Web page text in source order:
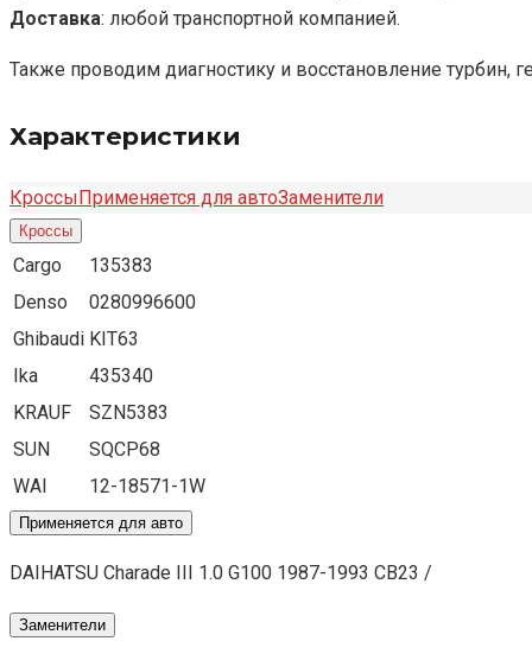
Доставка: любой транспортной компанией.
Также проводим диагностику и восстановление турбин,
Характеристики
КроссыПрименяется для автоЗаменители
Кроссы
Cargo
135383
Denso
0280996600
Ghibaudi KIT63
Ika
435340
KRAUF
SZN5383
SUN
SQCP68
WAI
12-18571-1W
Применяется для авто
DAIHATSU Charade III 1.0 G100 1987-1993 CB23 /
Заменители